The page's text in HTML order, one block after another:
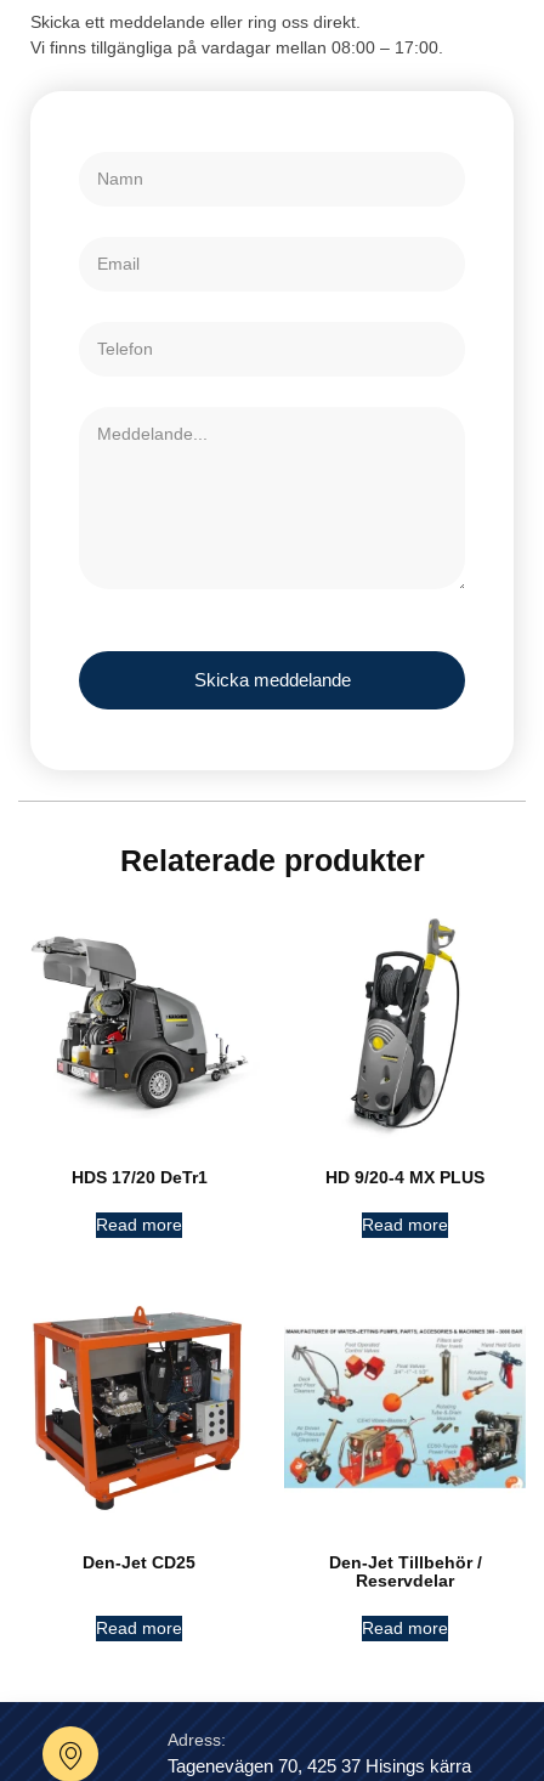
Skicka ett meddelande eller ring oss direkt.
Vi finns tillgängliga på vardagar mellan 08:00 – 17:00.
Skicka meddelande
Relaterade produkter
HDS 17/20 DeTr1
Read more
HD 9/20-4 MX PLUS
Read more
Den-Jet CD25
Read more
Den-Jet Tillbehör /
Reservdelar
Read more
Adress:
Tagenevägen 70, 425 37 Hisings kärra